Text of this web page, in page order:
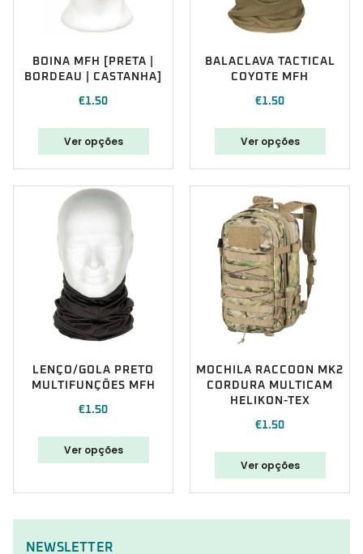
BOINA MFH [PRETA |
BORDEAU | CASTANHA]
€1.50
Ver opções
BALACLAVA TACTICAL
COYOTE MFH
€1.50
Ver opções
LENÇO/GOLA PRETO
MULTIFUNÇÕES MFH
€1.50
Ver opções
MOCHILA RACCOON MK2
CORDURA MULTICAM
HELIKON-TEX
€1.50
Ver opções
NEWSLETTER